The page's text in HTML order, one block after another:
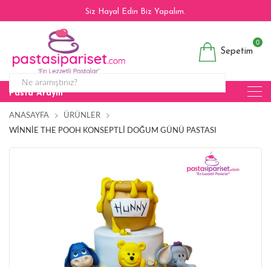
Siz Hayal Edin Biz Yapalım.
Sepetim
0
Pasta Arayın
ANASAYFA
ÜRÜNLER
WINNIE THE POOH KONSEPTLI DOĞUM GÜNÜ PASTASI